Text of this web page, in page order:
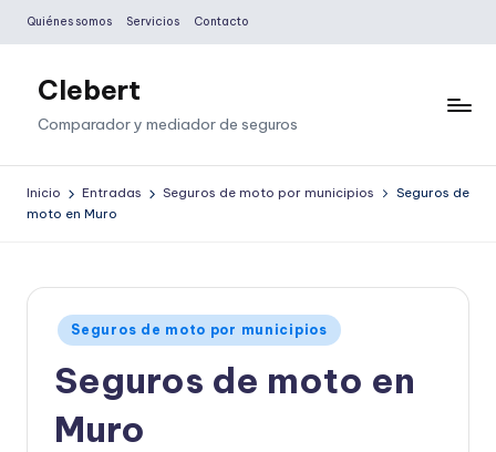
Saltar
contenido
Quiénes somos Servicios Contacto
Clebert
Comparador y mediador de seguros
Inicio Entradas Seguros de moto por municipios
Seguros de
moto en Muro
Publicado
en
Seguros de moto por municipios
Seguros de moto en
Muro